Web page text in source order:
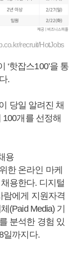
recruit/HotJobs
핫잡스100’을 통
.
당일 알려진 채
개를 선정해
용
한 온라인 마케
용한다. 디지털
람에게 지원자격
(Paid Media) 기
분석한 경험 있
일까지다.